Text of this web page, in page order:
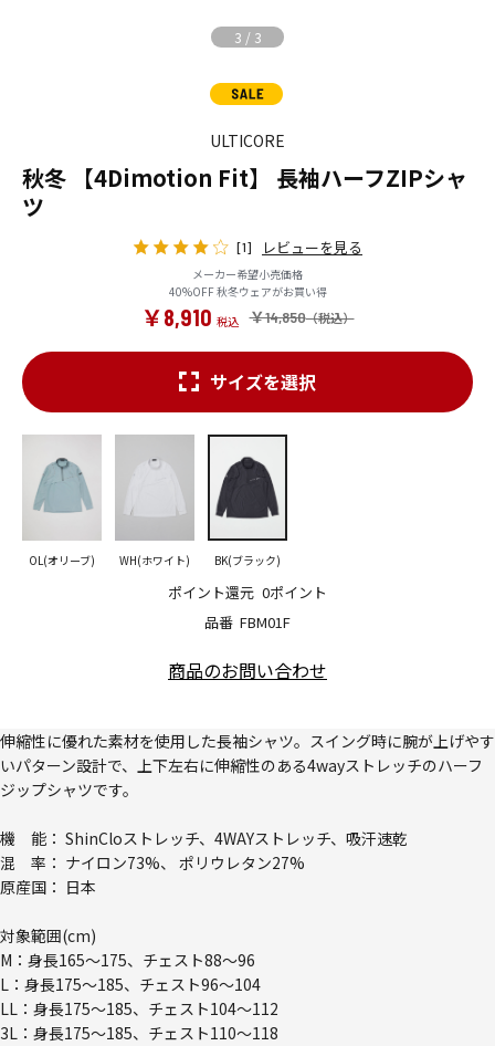
3 / 3
ULTICORE
秋冬 【4Dimotion Fit】 長袖ハーフZIPシャ
ツ
[1] レビューを見る
メーカー希望小売価格
40%OFF 秋冬ウェアがお買い得
￥14,850
￥8,910
品番 FBM01F
ポイント還元 0ポイント
サイズを選択
OL(オリーブ) WH(ホワイト) BK(ブラック)
商品のお問い合わせ
伸縮性に優れた素材を使用した長袖シャツ。スイング時に腕が上げやす
いパターン設計で、上下左右に伸縮性のある4wayストレッチのハーフ
ジップシャツです。
機 能： ShinCloストレッチ、4WAYストレッチ、吸汗速乾
混 率： ナイロン73%、 ポリウレタン27%
原産国： 日本
対象範囲(cm)
M：身長165～175、チェスト88～96
L：身長175～185、チェスト96～104
LL：身長175～185、チェスト104～112
3L：身長175～185、チェスト110～118